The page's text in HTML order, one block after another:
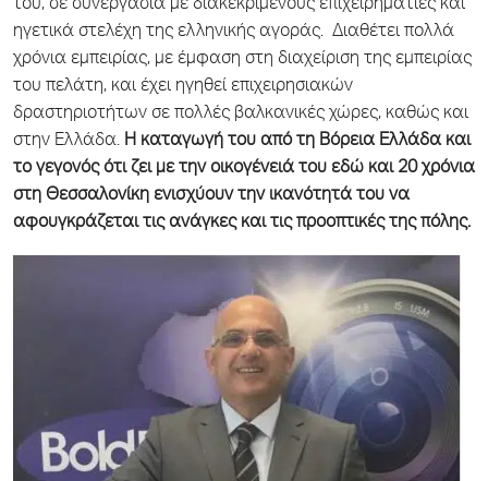
του, σε συνεργασία με διακεκριμένους επιχειρηματίες και
ηγετικά στελέχη της ελληνικής αγοράς. Διαθέτει πολλά
χρόνια εμπειρίας, με έμφαση στη διαχείριση της εμπειρίας
του πελάτη, και έχει ηγηθεί επιχειρησιακών
δραστηριοτήτων σε πολλές βαλκανικές χώρες, καθώς και
στην Ελλάδα. Η καταγωγή του από τη Βόρεια Ελλάδα και
το γεγονός ότι ζει με την οικογένειά του εδώ και 20 χρόνια
στη Θεσσαλονίκη ενισχύουν την ικανότητά του να
αφουγκράζεται τις ανάγκες και τις προοπτικές της πόλης.